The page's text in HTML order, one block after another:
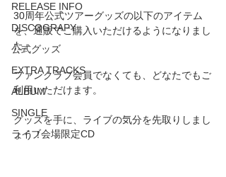
RELEASE INFO
DISCOGRAPY
公式グッズ
EXTRA TRACKS
ALBUM
SINGLE
ライブ会場限定CD
30周年公式ツアーグッズの以下のアイテム
を、通販でご購入いただけるようになりまし
た。
ファンクラブ会員でなくても、どなたでもご
利用いただけます。
グッズを手に、ライブの気分を先取りしまし
ょう！